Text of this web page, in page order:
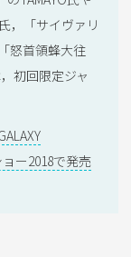
，「サイヴァリ
怒首領蜂大往
初回限定ジャ
ー2018で発売